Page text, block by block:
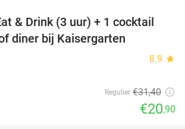
33%
& Drink (3 uur) + 1 cocktail
diner bij Kaisergarten
8.9 star
Regulier €31,40
€20,90